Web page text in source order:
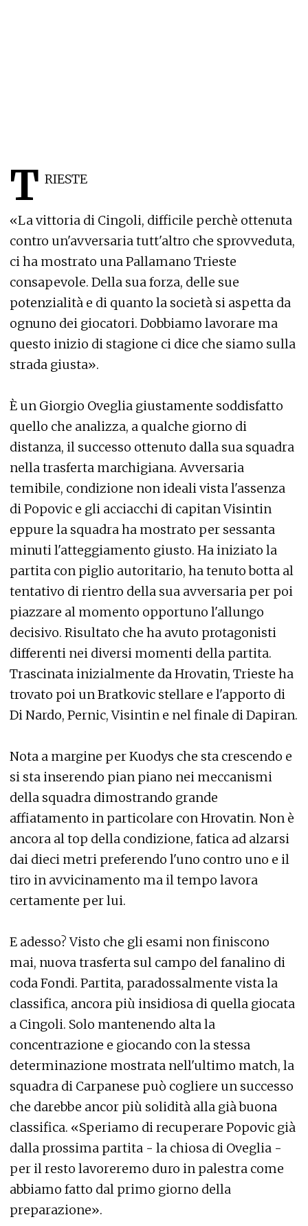
T RIESTE
«La vittoria di Cingoli, difficile perchè ottenuta
contro un'avversaria tutt'altro che sprovveduta,
ci ha mostrato una Pallamano Trieste
consapevole. Della sua forza, delle sue
potenzialità e di quanto la società si aspetta da
ognuno dei giocatori. Dobbiamo lavorare ma
questo inizio di stagione ci dice che siamo sulla
strada giusta».
È un Giorgio Oveglia giustamente soddisfatto
quello che analizza, a qualche giorno di
distanza, il successo ottenuto dalla sua squadra
nella trasferta marchigiana. Avversaria
temibile, condizione non ideali vista l'assenza
di Popovic e gli acciacchi di capitan Visintin
eppure la squadra ha mostrato per sessanta
minuti l'atteggiamento giusto. Ha iniziato la
partita con piglio autoritario, ha tenuto botta al
tentativo di rientro della sua avversaria per poi
piazzare al momento opportuno l'allungo
decisivo. Risultato che ha avuto protagonisti
differenti nei diversi momenti della partita.
Trascinata inizialmente da Hrovatin, Trieste ha
trovato poi un Bratkovic stellare e l'apporto di
Di Nardo, Pernic, Visintin e nel finale di Dapiran.
Nota a margine per Kuodys che sta crescendo e
si sta inserendo pian piano nei meccanismi
della squadra dimostrando grande
affiatamento in particolare con Hrovatin. Non è
ancora al top della condizione, fatica ad alzarsi
dai dieci metri preferendo l'uno contro uno e il
tiro in avvicinamento ma il tempo lavora
certamente per lui.
E adesso? Visto che gli esami non finiscono
mai, nuova trasferta sul campo del fanalino di
coda Fondi. Partita, paradossalmente vista la
classifica, ancora più insidiosa di quella giocata
a Cingoli. Solo mantenendo alta la
concentrazione e giocando con la stessa
determinazione mostrata nell'ultimo match, la
squadra di Carpanese può cogliere un successo
che darebbe ancor più solidità alla già buona
classifica. «Speriamo di recuperare Popovic già
dalla prossima partita - la chiosa di Oveglia -
per il resto lavoreremo duro in palestra come
abbiamo fatto dal primo giorno della
preparazione».